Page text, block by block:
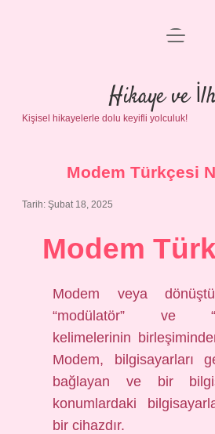
Anasayfa
Gizlilik
Yasal Uyarı
menüyü
Hikaye ve
Kişisel hikayelerle dolu keyifli yolculuk!
Modem Türkçesi
Tarih: Şubat 18, 2025
Modem
Modem veya
“modülatör” ve
kelimelerinin
Modem, bilgisayarları
bağlayan ve bir
konumlardaki
bir cihazdır.